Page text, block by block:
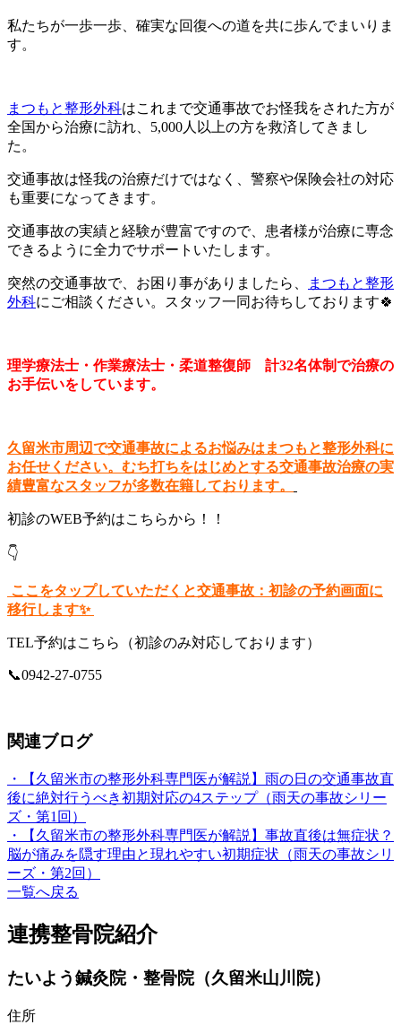
私たちが一歩一歩、確実な回復への道を共に歩んでまいりま
す。
まつもと整形外科はこれまで交通事故でお怪我をされた方が
全国から治療に訪れ、5,000人以上の方を救済してきまし
た。
交通事故は怪我の治療だけではなく、警察や保険会社の対応
も重要になってきます。
交通事故の実績と経験が豊富ですので、患者様が治療に専念
できるように全力でサポートいたします。
突然の交通事故で、お困り事がありましたら、
まつもと整形
外科にご相談ください。スタッフ一同お待ちしております🍀
理学療法士・作業療法士・柔道整復師 計32名体制で治療の
お手伝いをしています。
久留米市周辺で交通事故によるお悩みはまつもと整形外科に
お任せください。むち打ちをはじめとする交通事故治療の実
績豊富なスタッフが多数在籍しております。
初診のWEB予約はこちらから！！
👇
ここをタップしていただくと交通事故：初診の予約画面に
移行します✨
TEL予約はこちら（初診のみ対応しております）
📞0942-27-0755
関連ブログ
・【久留米市の整形外科専門医が解説】雨の日の交通事故直
後に絶対行うべき初期対応の4ステップ（雨天の事故シリー
ズ・第1回）
・【久留米市の整形外科専門医が解説】事故直後は無症状？
脳が痛みを隠す理由と現れやすい初期症状（雨天の事故シリ
ーズ・第2回）
一覧へ戻る
連携整骨院紹介
たいよう鍼灸院・整骨院（久留米山川院）
住所